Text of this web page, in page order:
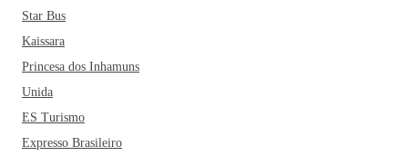
Star Bus
Kaissara
Princesa dos Inhamuns
Unida
ES Turismo
Expresso Brasileiro